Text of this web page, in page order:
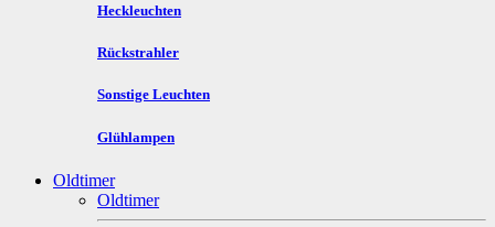
Heckleuchten
Rückstrahler
Sonstige Leuchten
Glühlampen
Oldtimer
Oldtimer